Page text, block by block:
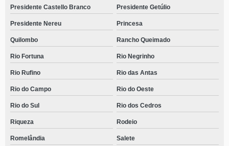
Presidente Castello Branco Presidente Getúlio
Presidente Nereu Princesa
Quilombo Rancho Queimado
Rio Fortuna Rio Negrinho
Rio Rufino Rio das Antas
Rio do Campo Rio do Oeste
Rio do Sul Rio dos Cedros
Riqueza Rodeio
Romelândia Salete